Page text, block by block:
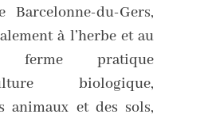
du-Gers,
à l’herbe et au
pratique
biologique,
animaux et des sols,